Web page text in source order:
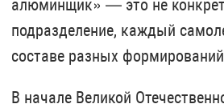
алюминщик» — это не
подразделение, каждый
составе разных
В начале Великой